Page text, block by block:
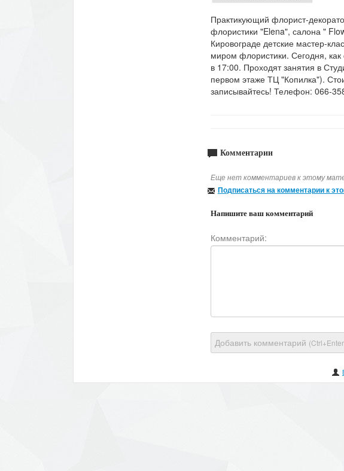
Практикующий флорист-
флористики "Elena", салона "
Кировограде детские мастер-
миром флористики. Сегодня,
в 17:00. Проходят занятия в
первом этаже ТЦ "Копилка").
записывайтесь! Телефон: 066-
Комментарии
Еще нет комментариев к этому
Подписаться на комментарии к
Напишите ваш комментарий
Комментарий:
Добавить комментарий